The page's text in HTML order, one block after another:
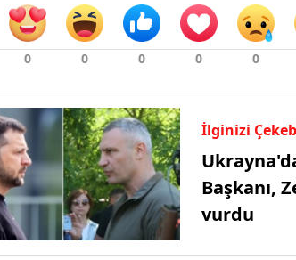
İlginizi
Başkanı,
vurdu